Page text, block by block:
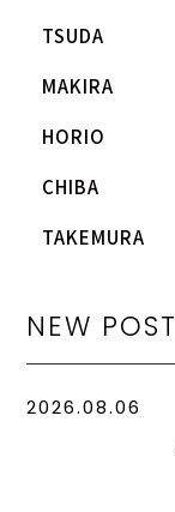
TSUDA
MAKIRA
HORIO
CHIBA
TAKEMURA
NEW POST
2026.08.06